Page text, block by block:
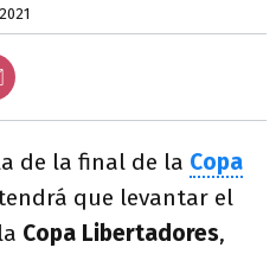
de la final de la Copa
que levantar el
Copa Libertadores,